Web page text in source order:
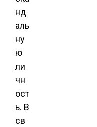
нд
аль
ну
ю
ли
чн
ост
ь. В
св